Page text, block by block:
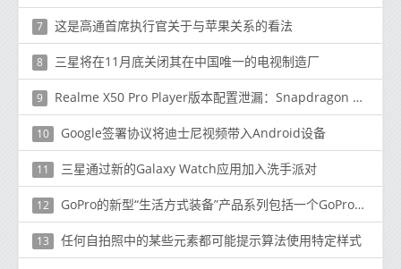
7 这是高通首席执行官关于与苹果关系的看法
8 三星将在11月底关闭其在中国唯一的电视制造厂
9 Realme X50 Pro Player版本配置泄漏：Snapdragon 865等
10 Google签署协议将迪士尼视频带入Android设备
11 三星通过新的Galaxy Watch应用加入洗手派对
12 GoPro的新型“生活方式装备”产品系列包括一个GoPro水壶和一个盖子
13 任何自拍照中的某些元素都可能提示算法使用特定样式